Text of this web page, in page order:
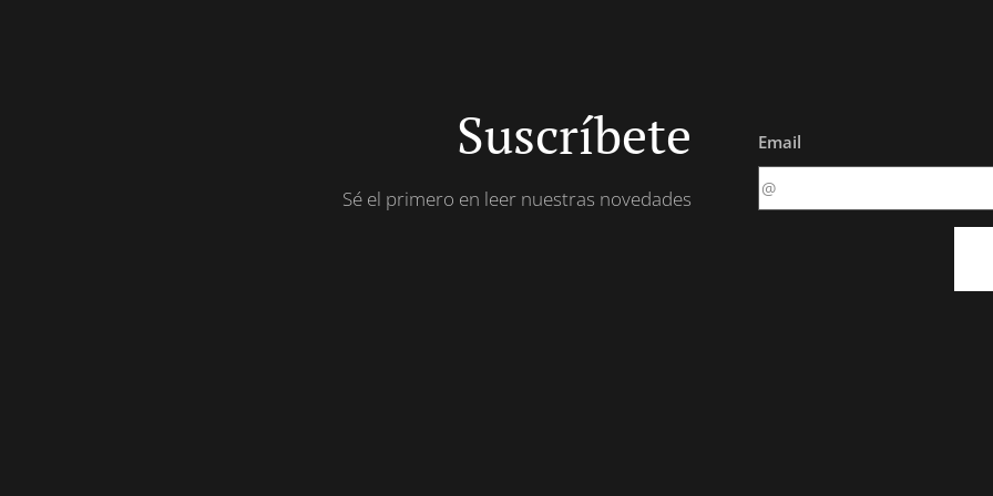
Suscríbete
Sé el primero en leer nuestras novedades
Email